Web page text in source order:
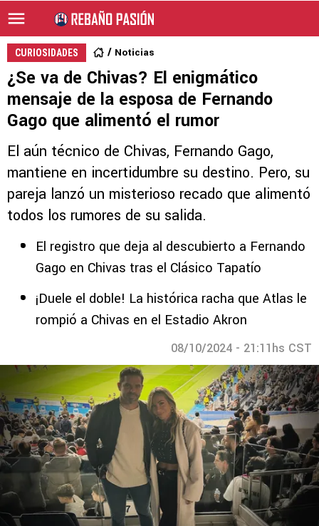
CURIOSIDADES Noticias
¿Se va de Chivas? El enigmático
mensaje de la esposa de Fernando
Gago que alimentó el rumor
El aún técnico de Chivas, Fernando Gago,
mantiene en incertidumbre su destino. Pero, su
pareja lanzó un misterioso recado que alimentó
todos los rumores de su salida.
El registro que deja al descubierto a Fernando
Gago en Chivas tras el Clásico Tapatío
¡Duele el doble! La histórica racha que Atlas le
rompió a Chivas en el Estadio Akron
08/10/2024 - 21:11hs CST